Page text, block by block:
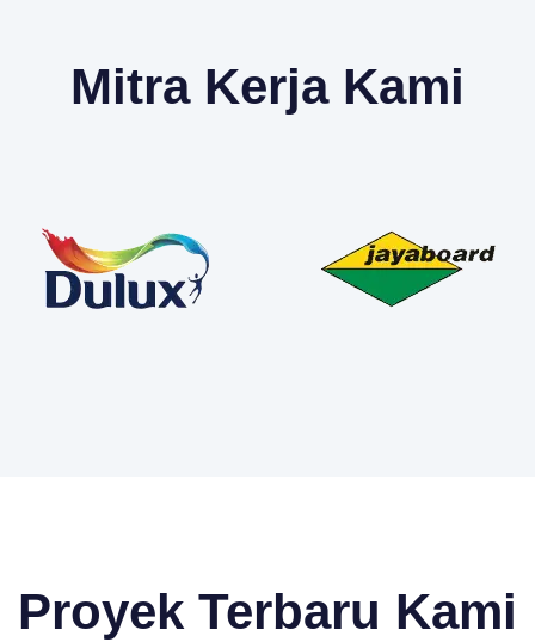
Mitra Kerja Kami
Proyek Terbaru Kami